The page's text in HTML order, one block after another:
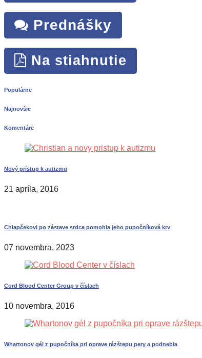
Prednášky
Na stiahnutie
Populárne
Najnovšie
Komentáre
Nový prístup k autizmu
21 apríla, 2016
Chlapčekovi po zástave srdca pomohla jeho pupočníková krv
07 novembra, 2023
Cord Blood Center Group v číslach
10 novembra, 2016
Whartonov gél z pupočníka pri oprave rázštepu pery a podnebia